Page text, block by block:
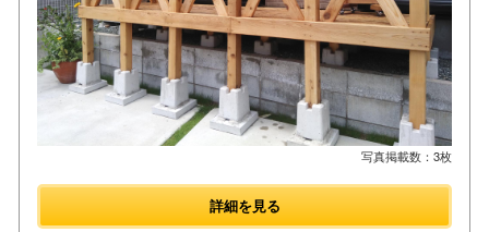
写真掲載数：3枚
詳細を見る